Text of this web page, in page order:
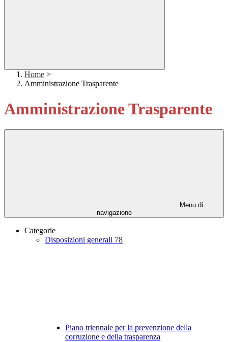
Home >
Amministrazione Trasparente
Amministrazione Trasparente
Menu di
navigazione
Categorie
Disposizioni generali 78
Piano triennale per la prevenzione della
corruzione e della trasparenza